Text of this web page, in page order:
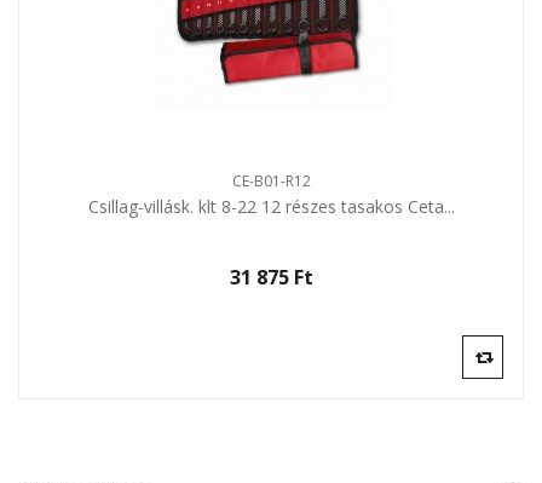
CE-B01-R12
Csillag-villásk. klt 8-22 12 részes tasakos Ceta...
31 875 Ft‎